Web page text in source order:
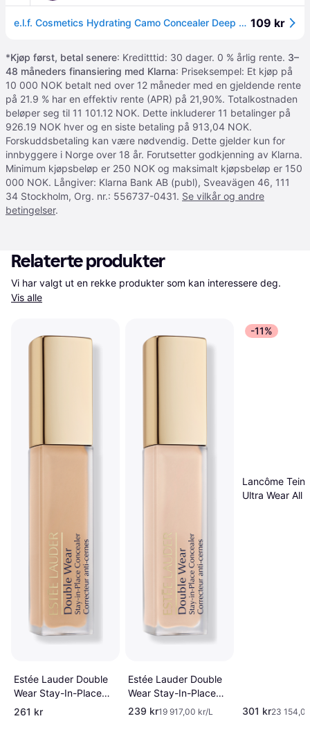
e.l.f. Cosmetics Hydrating Camo Concealer Deep Olive 109 kr
*Kjøp først, betal senere: Kreditttid: 30 dager. 0 % årlig rente. 3–
48 måneders finansiering med Klarna: Priseksempel: Et kjøp på
10 000 NOK betalt ned over 12 måneder med en gjeldende rente
på 21.9 % har en effektiv rente (APR) på 21,90%. Totalkostnaden
beløper seg til 11 101.12 NOK. Dette inkluderer 11 betalinger på
926.19 NOK hver og en siste betaling på 913,04 NOK.
Forskuddsbetaling kan være nødvendig. Dette gjelder kun for
innbyggere i Norge over 18 år. Forutsetter godkjenning av Klarna.
Minimum kjøpsbeløp er 250 NOK og maksimalt kjøpsbeløp er 150
000 NOK. Långiver: Klarna Bank AB (publ), Sveavägen 46, 111
34 Stockholm, Org. nr.: 556737-0431. Se vilkår og andre
betingelser.
Relaterte produkter
Vis alle
Estée Lauder Double
Wear Stay-In-Place
Concealer 3N Medium
261 kr
Estée Lauder Double
Wear Stay-In-Place
Concealer 1C
239 kr19 917,00 kr/L
-11%
Lancôme
Ultra Wear All
301 kr23